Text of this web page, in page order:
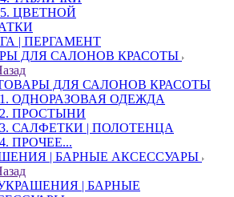
ЦВЕТНОЙ
| ПЕРГАМЕНТ
ДЛЯ САЛОНОВ КРАСОТЫ
ТОВАРЫ ДЛЯ САЛОНОВ КРАСОТЫ
ОДНОРАЗОВАЯ ОДЕЖДА
ПРОСТЫНИ
САЛФЕТКИ | ПОЛОТЕНЦА
ПРОЧЕЕ...
| БАРНЫЕ АКСЕССУАРЫ
УКРАШЕНИЯ | БАРНЫЕ